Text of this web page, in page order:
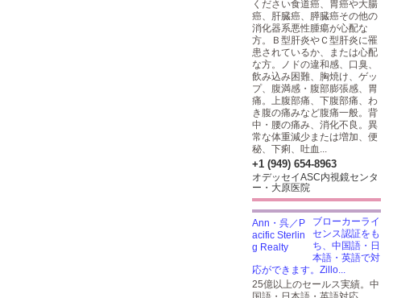
ください食道癌、胃癌や大腸
癌、肝臓癌、膵臓癌その他の
消化器系悪性腫瘍が心配な
方。Ｂ型肝炎やＣ型肝炎に罹
患されているか、または心配
な方。ノドの違和感、口臭、
飲み込み困難、胸焼け、ゲッ
プ、腹満感・腹部膨張感、胃
痛。上腹部痛、下腹部痛、わ
き腹の痛みなど腹痛一般。背
中・腰の痛み、消化不良。異
常な体重減少または増加、便
秘、下痢、吐血...
+1 (949) 654-8963
オデッセイASC内視鏡センタ
ー・大原医院
ブローカーライ
センス認証をも
ち、中国語・日
本語・英語で対
応ができます。Zillo...
25億以上のセールス実績。中